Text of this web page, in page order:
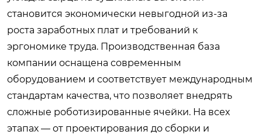
становится экономически невыгодной из-за
роста заработных плат и требований к
эргономике труда. Производственная база
компании оснащена современным
оборудованием и соответствует международным
стандартам качества, что позволяет внедрять
сложные роботизированные ячейки. На всех
этапах — от проектирования до сборки и